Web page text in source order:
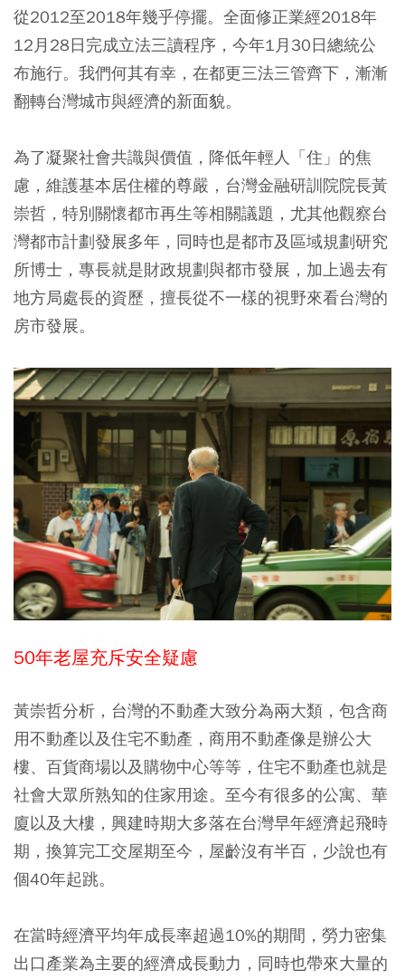
從2012至2018年幾乎停擺。全面修正業經2018年
12月28日完成立法三讀程序，今年1月30日總統公
布施行。我們何其有幸，在都更三法三管齊下，漸漸
翻轉台灣城市與經濟的新面貌。
為了凝聚社會共識與價值，降低年輕人「住」的焦
慮，維護基本居住權的尊嚴，台灣金融研訓院院長黃
崇哲，特別關懷都市再生等相關議題，尤其他觀察台
灣都市計劃發展多年，同時也是都市及區域規劃研究
所博士，專長就是財政規劃與都市發展，加上過去有
地方局處長的資歷，擅長從不一樣的視野來看台灣的
房市發展。
50年老屋充斥安全疑慮
黃崇哲分析，台灣的不動產大致分為兩大類，包含商
用不動產以及住宅不動產，商用不動產像是辦公大
樓、百貨商場以及購物中心等等，住宅不動產也就是
社會大眾所熟知的住家用途。至今有很多的公寓、華
廈以及大樓，興建時期大多落在台灣早年經濟起飛時
期，換算完工交屋期至今，屋齡沒有半百，少說也有
個40年起跳。
在當時經濟平均年成長率超過10%的期間，勞力密集
出口產業為主要的經濟成長動力，同時也帶來大量的